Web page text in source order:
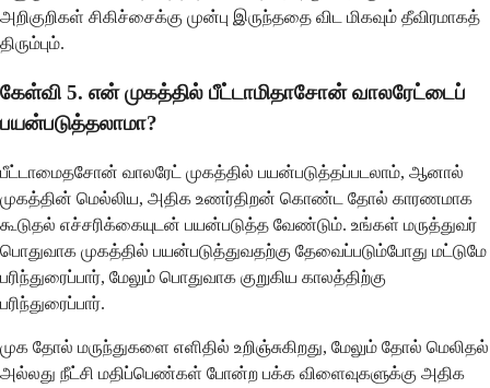
அறிகுறிகள் சிகிச்சைக்கு முன்பு இருந்ததை விட மிகவும் தீவிரமாகத்
திரும்பும்.
கேள்வி 5. என் முகத்தில் பீட்டாமிதாசோன் வாலரேட்டைப்
பயன்படுத்தலாமா?
பீட்டாமைதசோன் வாலரேட் முகத்தில் பயன்படுத்தப்படலாம், ஆனால்
முகத்தின் மெல்லிய, அதிக உணர்திறன் கொண்ட தோல் காரணமாக
கூடுதல் எச்சரிக்கையுடன் பயன்படுத்த வேண்டும். உங்கள் மருத்துவர்
பொதுவாக முகத்தில் பயன்படுத்துவதற்கு தேவைப்படும்போது மட்டுமே
பரிந்துரைப்பார், மேலும் பொதுவாக குறுகிய காலத்திற்கு
பரிந்துரைப்பார்.
முக தோல் மருந்துகளை எளிதில் உறிஞ்சுகிறது, மேலும் தோல் மெலிதல்
அல்லது நீட்சி மதிப்பெண்கள் போன்ற பக்க விளைவுகளுக்கு அதிக